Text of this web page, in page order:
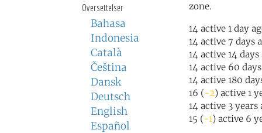
Oversettelser
Bahasa
Indonesia
Català
Čeština
Dansk
Deutsch
English
Español
zone.
14 active 1 day
14 active 7 days
14 active 14 days
14 active 60
14 active 180
16 (-2) active 1
14 active 3 years
15 (-1) active 6